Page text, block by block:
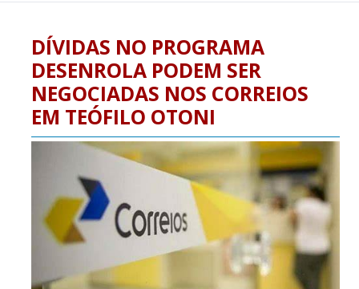
DÍVIDAS NO PROGRAMA
DESENROLA PODEM SER
NEGOCIADAS NOS CORREIOS
EM TEÓFILO OTONI